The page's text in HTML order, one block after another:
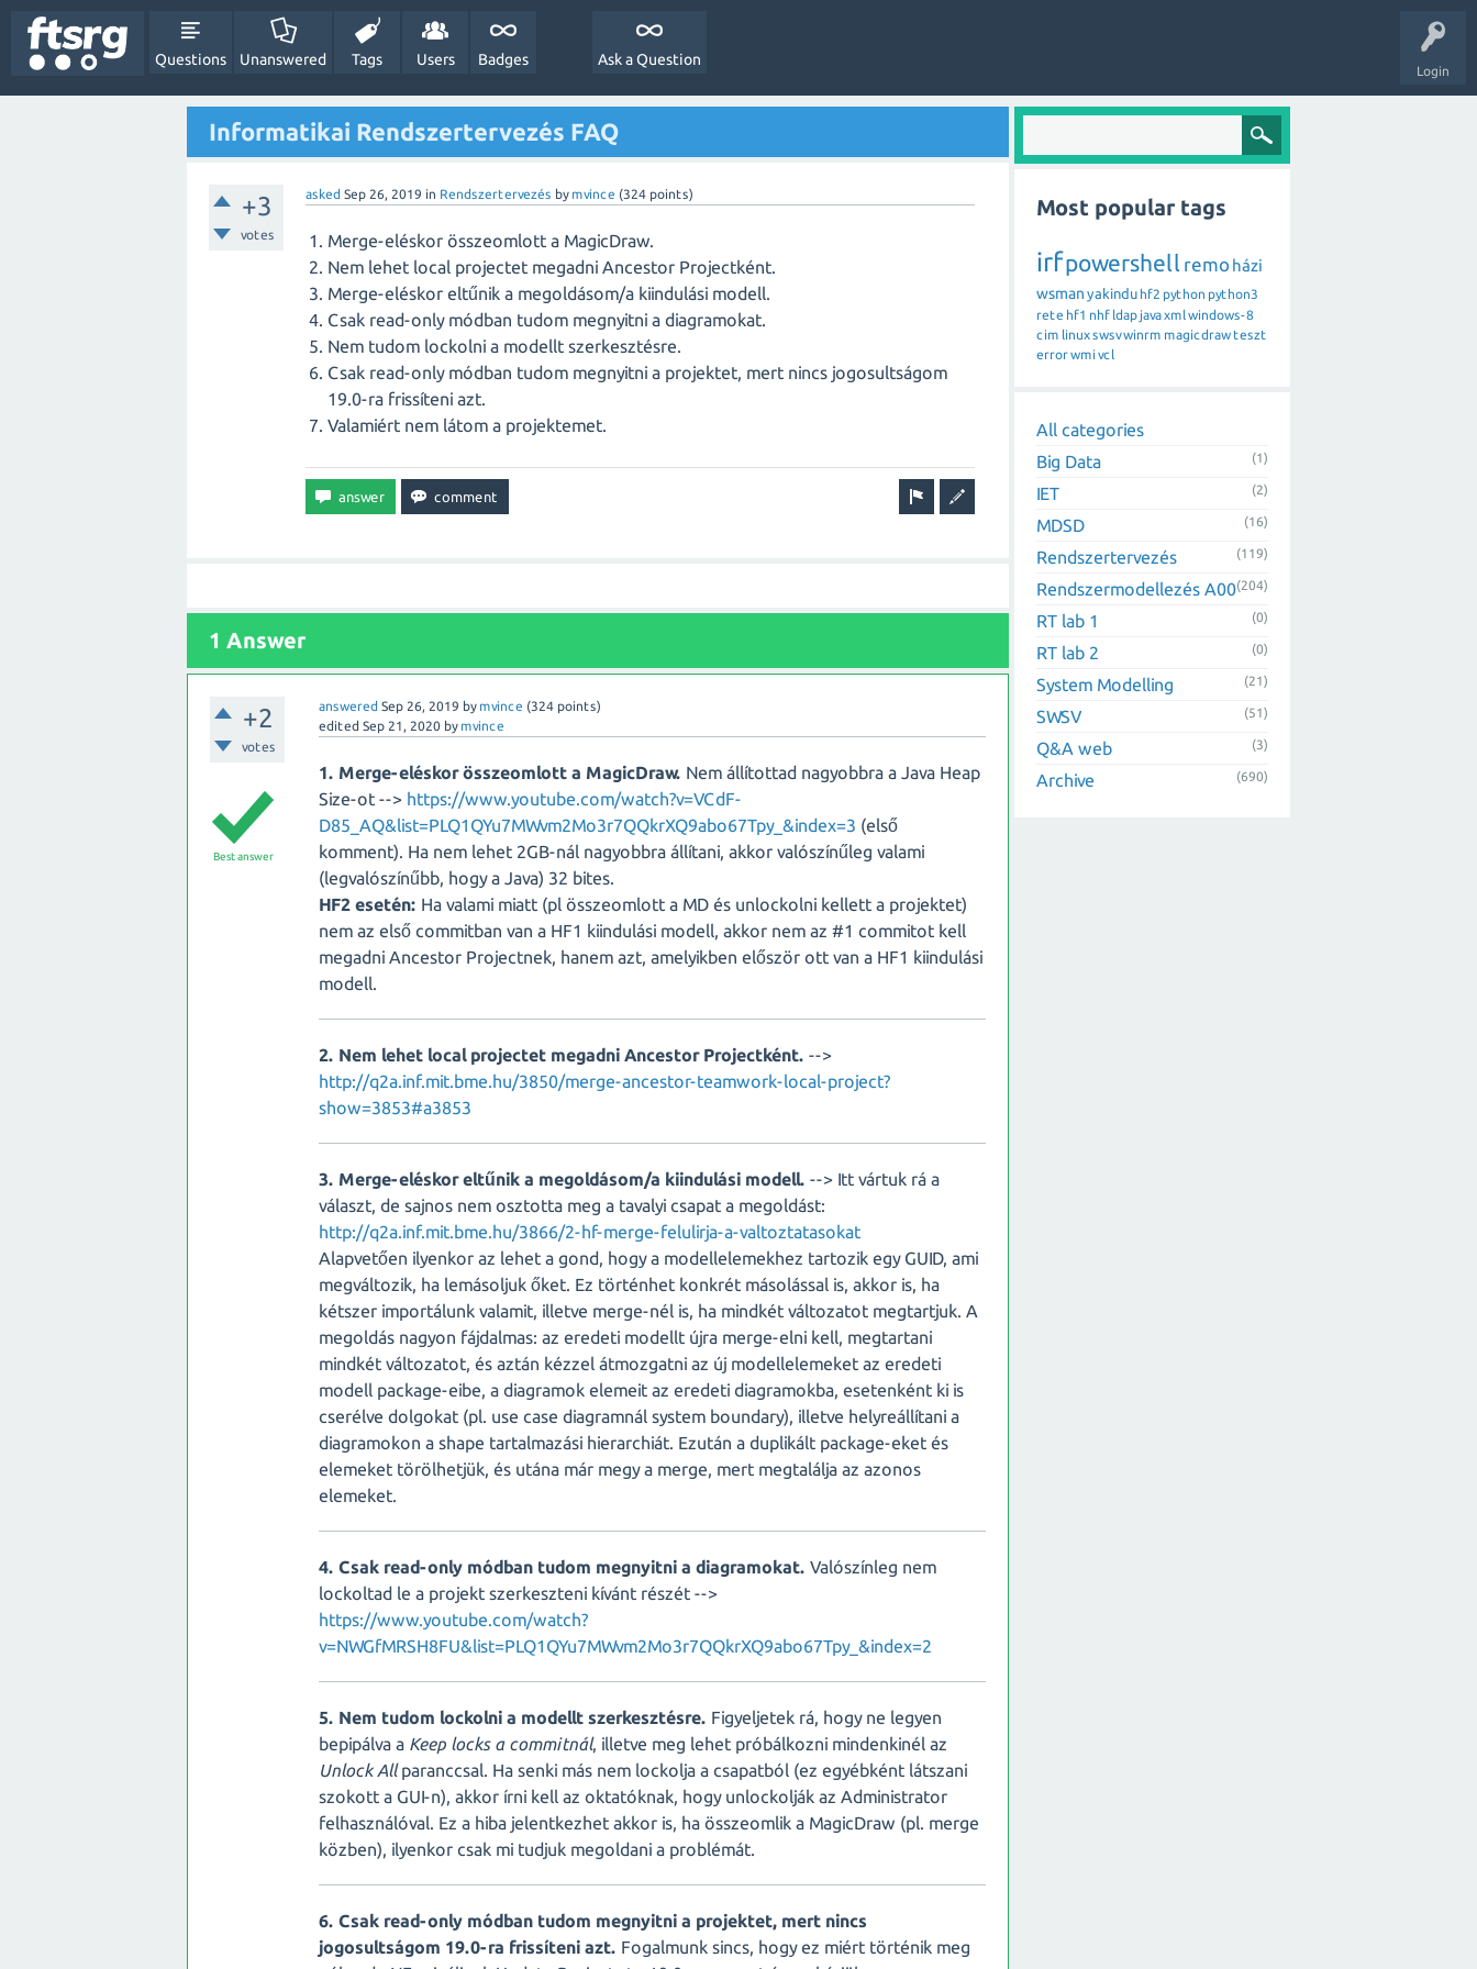
Login
Questions Unanswered Tags Users Badges Ask a Question
Informatikai Rendszertervezés FAQ
+3
votes
asked Sep 26, 2019 in Rendszertervezés by mvince (324 points)
Merge-eléskor összeomlott a MagicDraw.
Nem lehet local projectet megadni Ancestor Projectként.
Merge-eléskor eltűnik a megoldásom/a kiindulási modell.
Csak read-only módban tudom megnyitni a diagramokat.
Nem tudom lockolni a modellt szerkesztésre.
Csak read-only módban tudom megnyitni a projektet, mert nincs jogosultságom
19.0-ra frissíteni azt.
Valamiért nem látom a projektemet.
1 Answer
+2
votes
answered Sep 26, 2019 by mvince (324points)
edited Sep 21, 2020 by mvince
Best answer
1. Merge-eléskor összeomlott a MagicDraw. Nem állítottad nagyobbra a Java Heap
Size-ot --> https://www.youtube.com/watch?v=VCdF-
D85_AQ&list=PLQ1QYu7MWvm2Mo3r7QQkrXQ9abo67Tpy_&index=3 (első
komment). Ha nem lehet 2GB-nál nagyobbra állítani, akkor valószínűleg valami
(legvalószínűbb, hogy a Java) 32 bites.
HF2 esetén: Ha valami miatt (pl összeomlott a MD és unlockolni kellett a projektet)
nem az első commitban van a HF1 kiindulási modell, akkor nem az #1 commitot kell
megadni Ancestor Projectnek, hanem azt, amelyikben először ott van a HF1 kiindulási
modell.
2. Nem lehet local projectet megadni Ancestor Projectként. -->
http://q2a.inf.mit.bme.hu/3850/merge-ancestor-teamwork-local-project?
show=3853#a3853
3. Merge-eléskor eltűnik a megoldásom/a kiindulási modell. --> Itt vártuk rá a
választ, de sajnos nem osztotta meg a tavalyi csapat a megoldást:
http://q2a.inf.mit.bme.hu/3866/2-hf-merge-felulirja-a-valtoztatasokat
Alapvetően ilyenkor az lehet a gond, hogy a modellelemekhez tartozik egy GUID, ami
megváltozik, ha lemásoljuk őket. Ez történhet konkrét másolással is, akkor is, ha
kétszer importálunk valamit, illetve merge-nél is, ha mindkét változatot megtartjuk. A
megoldás nagyon fájdalmas: az eredeti modellt újra merge-elni kell, megtartani
mindkét változatot, és aztán kézzel átmozgatni az új modellelemeket az eredeti
modell package-eibe, a diagramok elemeit az eredeti diagramokba, esetenként ki is
cserélve dolgokat (pl. use case diagramnál system boundary), illetve helyreállítani a
diagramokon a shape tartalmazási hierarchiát. Ezután a duplikált package-eket és
elemeket törölhetjük, és utána már megy a merge, mert megtalálja az azonos
elemeket.
4. Csak read-only módban tudom megnyitni a diagramokat. Valószínleg nem
lockoltad le a projekt szerkeszteni kívánt részét -->
https://www.youtube.com/watch?
v=NWGfMRSH8FU&list=PLQ1QYu7MWvm2Mo3r7QQkrXQ9abo67Tpy_&index=2
5. Nem tudom lockolni a modellt szerkesztésre. Figyeljetek rá, hogy ne legyen
bepipálva a Keep locks a commitnál, illetve meg lehet próbálkozni mindenkinél az
Unlock Allparanccsal. Ha senki más nem lockolja a csapatból (ez egyébként látszani
szokott a GUI-n), akkor írni kell az oktatóknak, hogy unlockolják az Administrator
felhasználóval. Ez a hiba jelentkezhet akkor is, ha összeomlik a MagicDraw (pl. merge
közben), ilyenkor csak mi tudjuk megoldani a problémát.
6. Csak read-only módban tudom megnyitni a projektet, mert nincs
jogosultságom 19.0-ra frissíteni azt. Fogalmunk sincs, hogy ez miért történik meg
Most popular tags
irfpowershell remoházi
wsman yakindu hf2 python python3
rete hf1 nhf ldap javaxml windows-8
cim linuxswsvwinrm magicdrawteszt
errorwmi vcl
All categories
Big Data
(1)
IET (2)
MDSD (16)
Rendszertervezés (119)
Rendszermodellezés A00(204)
RT lab 1 (0)
RT lab 2 (0)
System Modelling (21)
SWSV (51)
Q&A web (3)
Archive (690)